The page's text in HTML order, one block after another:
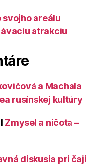
svojho areálu
atrakciu
a Machala
rusínskej kultúry
Zmysel a ničota –
diskusia pri čaji